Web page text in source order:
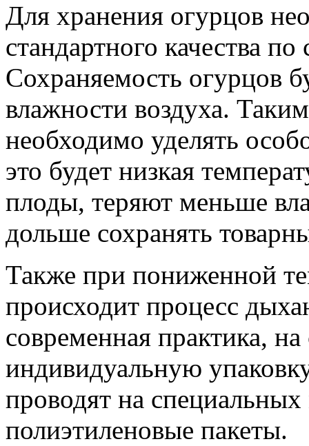
Для хранения огурцов
стандартного качества
Сохраняемость огурцов
влажности воздуха.
необходимо уделять
это будет низкая
плоды, теряют меньше
дольше сохранять
Также при пониженной
происходит процесс
современная практика,
индивидуальную
проводят на
полиэтиленовые пакеты.